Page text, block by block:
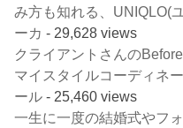
み方も知れる、UNIQLO(
ーカ - 29,628 views
クライアントさんの
マイスタイルコーディネ
ール - 25,460 views
一生に一度の結婚式やフ